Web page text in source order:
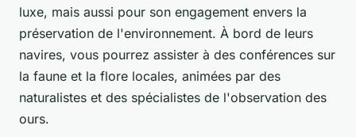
luxe, mais aussi pour son engagement envers la
préservation de l'environnement. À bord de leurs
navires, vous pourrez assister à des conférences sur
la faune et la flore locales, animées par des
naturalistes et des spécialistes de l'observation des
ours.